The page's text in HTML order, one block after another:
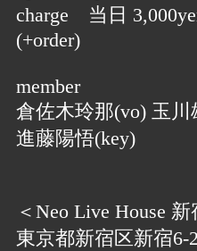
charge 当日
(+order)
member
倉佐木玲那(vo) 玉
進藤陽悟(key)
＜Neo Live House
東京都新宿区新宿